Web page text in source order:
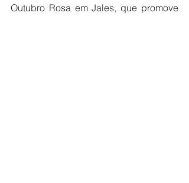
Outubro Rosa em Jales, que promove